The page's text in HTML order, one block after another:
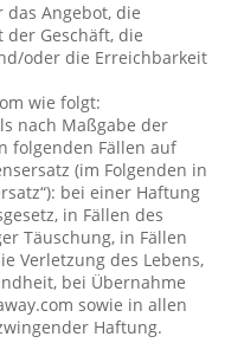
Angebot, die
Geschäft, die
oder die Erreichbarkeit
wie folgt:
nach Maßgabe der
folgenden Fällen auf
(im Folgenden in
bei einer Haftung
in Fällen des
Täuschung, in Fällen
Verletzung des Lebens,
bei Übernahme
sowie in allen
Haftung.